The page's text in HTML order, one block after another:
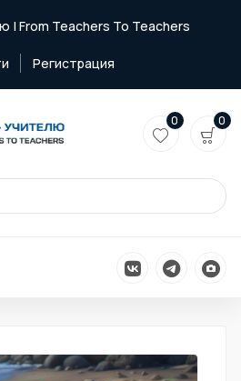
| From Teachers To Teachers
Регистрация
0 0